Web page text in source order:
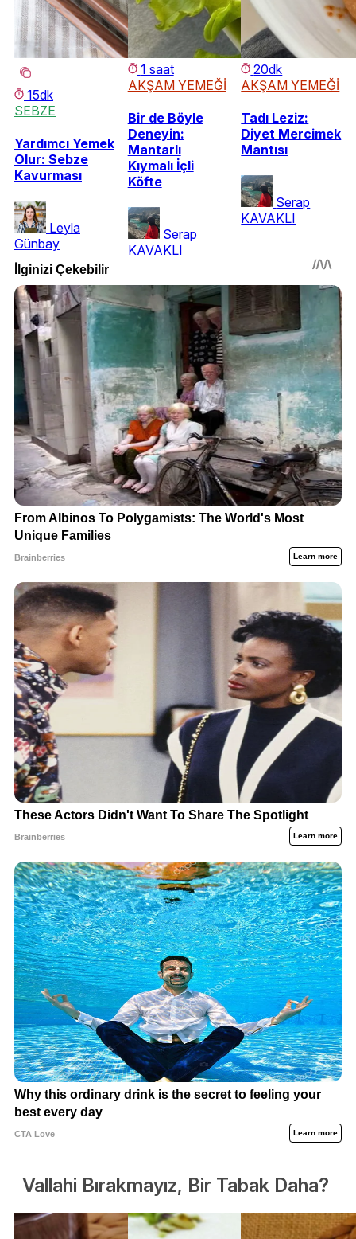
15dk
SEBZE
Yardımcı Yemek
Olur: Sebze
Kavurması
Leyla
Günbay
1 saat
AKŞAM YEMEĞİ
Bir de Böyle
Deneyin:
Mantarlı
Kıymalı İçli
Köfte
Serap
KAVAKLI
20dk
AKŞAM YEMEĞİ
Tadı Leziz:
Diyet Mercimek
Mantısı
Serap
KAVAKLI
Vallahi Bırakmayız, Bir Tabak Daha?